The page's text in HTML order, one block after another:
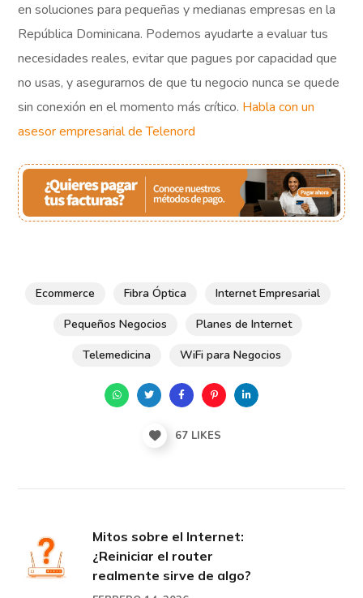
en soluciones para pequeñas y medianas empresas en la
República Dominicana. Podemos ayudarte a evaluar tus
necesidades reales, evitar que pagues por capacidad que
no usas, y asegurarnos de que tu negocio nunca se quede
sin conexión en el momento más crítico. Habla con un
asesor empresarial de Telenord
Ecommerce Fibra Óptica
Internet Empresarial
Pequeños Negocios
Planes de Internet
Telemedicina
WiFi para Negocios
67LIKES
Mitos sobre el Internet:
¿Reiniciar el router
realmente sirve de algo?